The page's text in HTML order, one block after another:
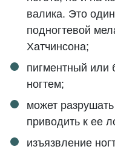
валика. Это
подногтевой
Хатчинсона;
пигментный или
ногтем;
может
приводить к ее
изъязвление